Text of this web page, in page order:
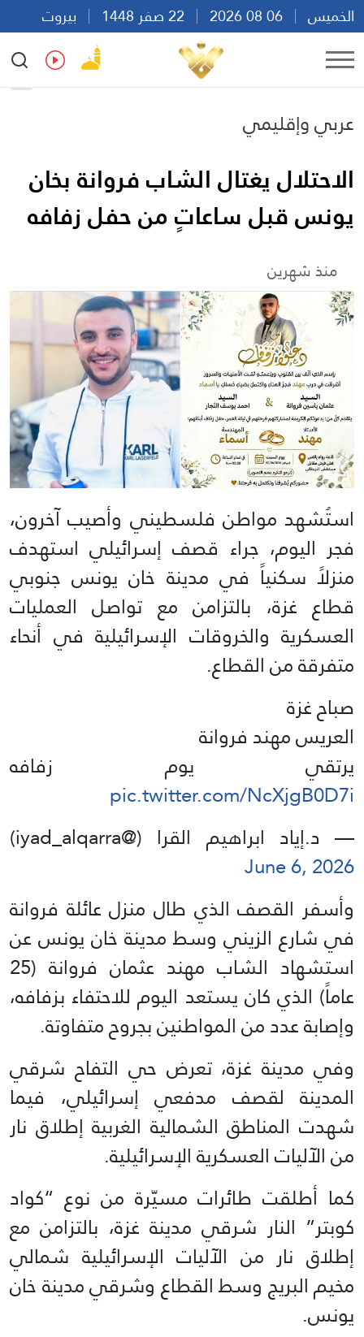
الخميس
بيروت
08:08
Ar
عربي وإقليمي
الاحتلال يغتال الشاب فروانة بخان
يونس قبل ساعاتٍ من حفل زفافه
منذ شهرين
استُشهد مواطن فلسطيني وأصيب آخرون،
فجر اليوم، جراء قصف إسرائيلي استهدف
منزلاً سكنياً في مدينة خان يونس جنوبي
قطاع غزة، بالتزامن مع تواصل العمليات
العسكرية والخروقات الإسرائيلية في أنحاء
متفرقة من القطاع.
صباح غزة
العريس مهند فروانة
يرتقي يوم زفافه
pic.twitter.com/NcXjgB0D7i
— د.إياد ابراهيم القرا (@iyad_alqarra)
June 6, 2026
وأسفر القصف الذي طال منزل عائلة فروانة
في شارع الزيني وسط مدينة خان يونس عن
استشهاد الشاب مهند عثمان فروانة (25
عاماً) الذي كان يستعد اليوم للاحتفاء بزفافه،
وإصابة عدد من المواطنين بجروح متفاوتة.
وفي مدينة غزة، تعرض حي التفاح شرقي
المدينة لقصف مدفعي إسرائيلي، فيما
شهدت المناطق الشمالية الغربية إطلاق نار
من الآليات العسكرية الإسرائيلية.
كما أطلقت طائرات مسيّرة من نوع “كواد
كوبتر” النار شرقي مدينة غزة، بالتزامن مع
إطلاق نار من الآليات الإسرائيلية شمالي
مخيم البريج وسط القطاع وشرقي مدينة خان
يونس.